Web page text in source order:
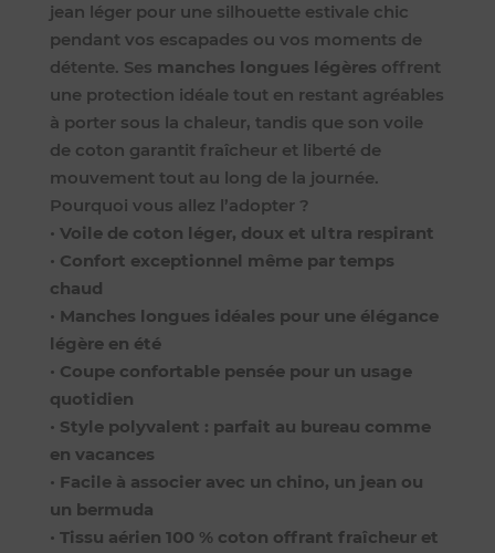
jean léger pour une silhouette estivale chic
pendant vos escapades ou vos moments de
détente. Ses manches longues légères offrent
une protection idéale tout en restant agréables
à porter sous la chaleur, tandis que son voile
de coton garantit fraîcheur et liberté de
mouvement tout au long de la journée.
Pourquoi vous allez l’adopter ?
• Voile de coton léger, doux et ultra respirant
• Confort exceptionnel même par temps
chaud
• Manches longues idéales pour une élégance
légère en été
• Coupe confortable pensée pour un usage
quotidien
• Style polyvalent : parfait au bureau comme
en vacances
• Facile à associer avec un chino, un jean ou
un bermuda
• Tissu aérien 100 % coton offrant fraîcheur et